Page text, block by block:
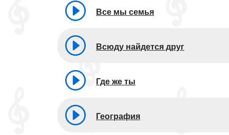
Все мы семья
Всюду найдется друг
Где же ты
География